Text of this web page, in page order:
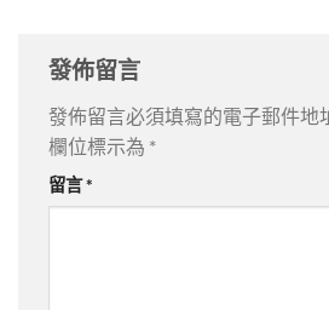
發佈留言
發佈留言必須填寫的電子郵件地
欄位標示為 *
留言*